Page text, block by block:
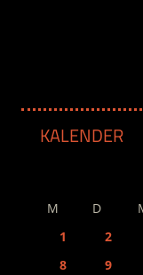
KALENDER
M D
1
2
8
9